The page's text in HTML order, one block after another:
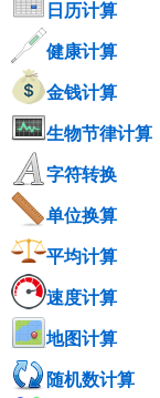
日历计算
健康计算
金钱计算
生物节律计算
字符转换
单位换算
平均计算
速度计算
地图计算
随机数计算